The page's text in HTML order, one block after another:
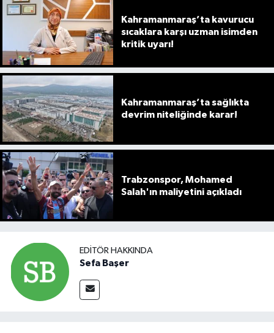
Kahramanmaraş’ta kavurucu
sıcaklara karşı uzman isimden
kritik uyarı!
Kahramanmaraş’ta sağlıkta
devrim niteliğinde karar!
Trabzonspor, Mohamed
Salah'ın maliyetini açıkladı
EDITÖR HAKKINDA
Sefa Başer